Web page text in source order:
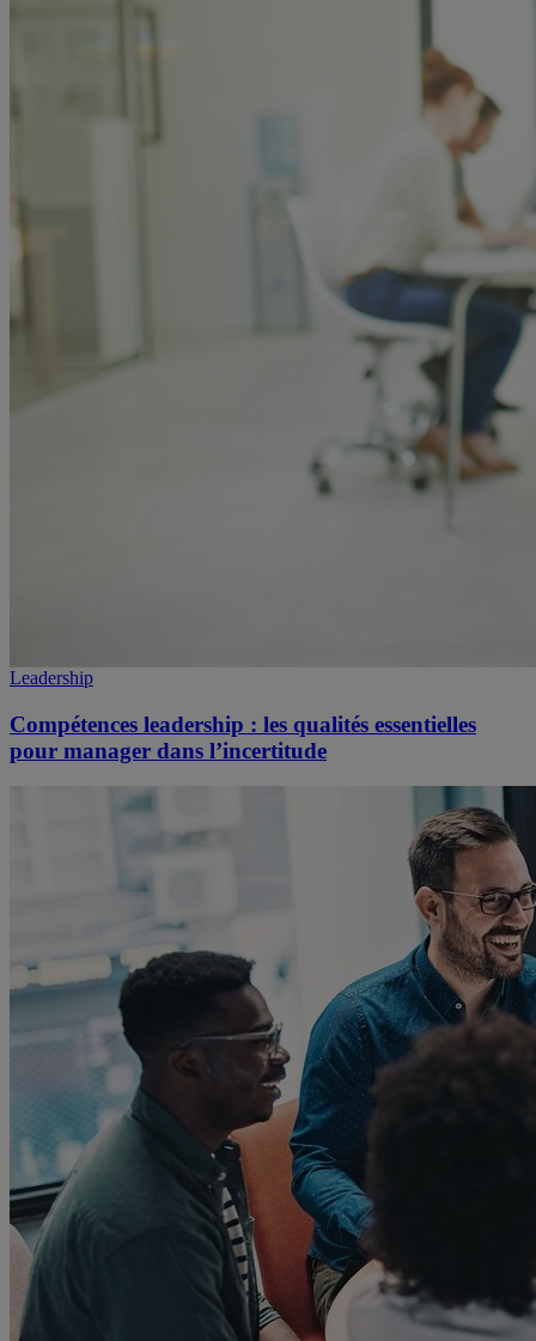
Leadership
Compétences leadership : les qualités essentielles
pour manager dans l’incertitude